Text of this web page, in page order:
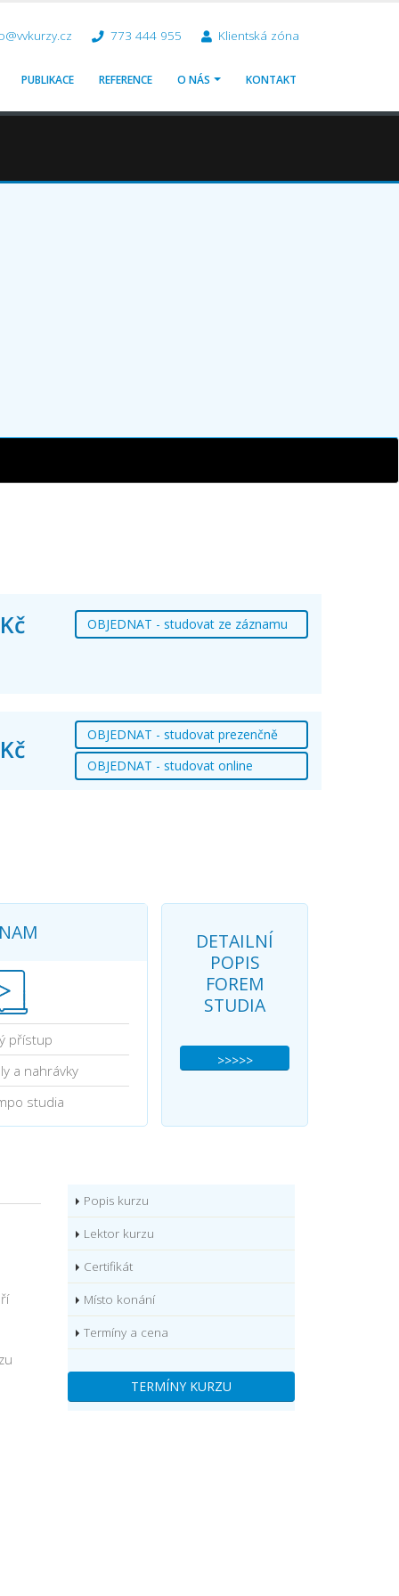
773 444 955 Klientská zóna
PUBLIKACE REFERENCE O NÁS KONTAKT
OBJEDNAT - studovat ze záznamu
OBJEDNAT - studovat prezenčně
OBJEDNAT - studovat online
přístup
a nahrávky
studia
DETAILNÍ
POPIS
FOREM
STUDIA
>>>>>
Popis kurzu
Lektor kurzu
Certifikát
Místo konání
Termíny a cena
TERMÍNY KURZU